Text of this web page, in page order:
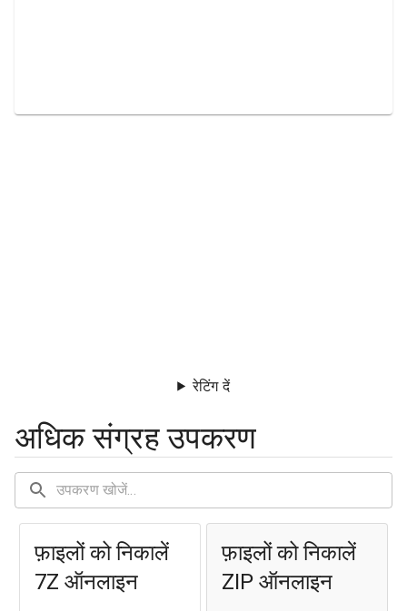
रेटिंग दें
अधिक संग्रह उपकरण
फ़ाइलों को निकालें
7Z ऑनलाइन
फ़ाइलों को निकालें
ZIP ऑनलाइन